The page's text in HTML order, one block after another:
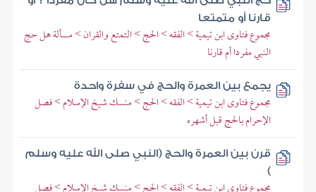
قارنا أو متمتعا
مجموع فتاوى ابن تيمية > الفقه > الحج > التمتع والقران > مسألة هل حج
النبي مفردا أم قارنا
يجمع بين العمرة والحج في سفرة واحدة
مجموع فتاوى ابن تيمية > الفقه > الحج > منسك شيخ الإسلام > فصل
الإحرام بالحج قبل أشهره
قرن بين العمرة والحج (النبي صلى الله عليه وسلم
)